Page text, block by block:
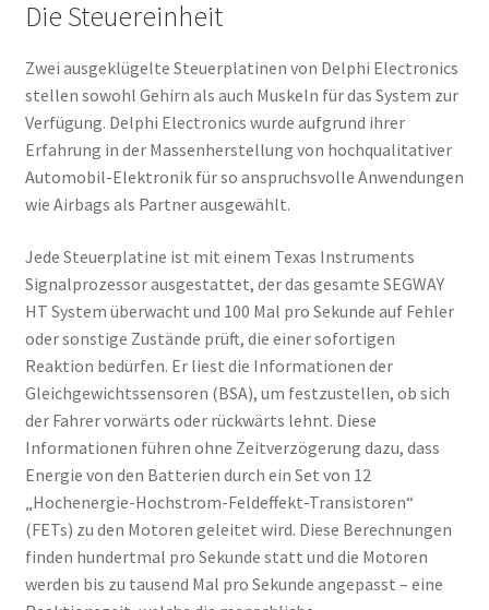
Die Steuereinheit
Zwei ausgeklügelte Steuerplatinen von Delphi Electronics
stellen sowohl Gehirn als auch Muskeln für das System zur
Verfügung. Delphi Electronics wurde aufgrund ihrer
Erfahrung in der Massenherstellung von hochqualitativer
Automobil-Elektronik für so anspruchsvolle Anwendungen
wie Airbags als Partner ausgewählt.
Jede Steuerplatine ist mit einem Texas Instruments
Signalprozessor ausgestattet, der das gesamte SEGWAY
HT System überwacht und 100 Mal pro Sekunde auf Fehler
oder sonstige Zustände prüft, die einer sofortigen
Reaktion bedürfen. Er liest die Informationen der
Gleichgewichtssensoren (BSA), um festzustellen, ob sich
der Fahrer vorwärts oder rückwärts lehnt. Diese
Informationen führen ohne Zeitverzögerung dazu, dass
Energie von den Batterien durch ein Set von 12
„Hochenergie-Hochstrom-Feldeffekt-Transistoren“
(FETs) zu den Motoren geleitet wird. Diese Berechnungen
finden hundertmal pro Sekunde statt und die Motoren
werden bis zu tausend Mal pro Sekunde angepasst – eine